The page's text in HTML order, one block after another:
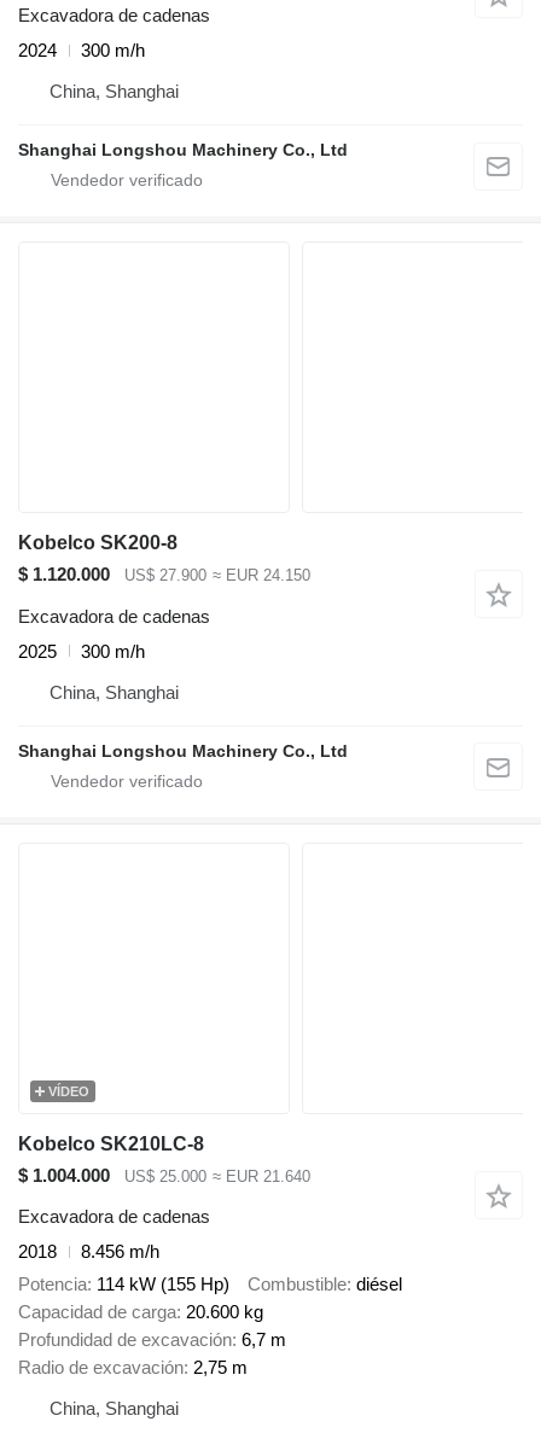
Excavadora de cadenas
2024
300 m/h
China, Shanghai
Shanghai Longshou Machinery Co., Ltd
Kobelco SK200-8
$ 1.120.000
US$ 27.900 ≈ EUR 24.150
Excavadora de cadenas
2025
300 m/h
China, Shanghai
Shanghai Longshou Machinery Co., Ltd
VÍDEO
Kobelco SK210LC-8
$ 1.004.000
US$ 25.000 ≈ EUR 21.640
Excavadora de cadenas
2018
8.456 m/h
Potencia 114 kW (155 Hp) Combustible diésel
Capacidad de carga 20.600 kg
Profundidad de excavación 6,7 m
Radio de excavación 2,75 m
China, Shanghai